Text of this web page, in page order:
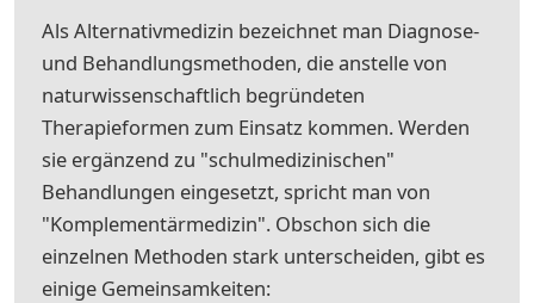
Als Alternativmedizin bezeichnet man Diagnose-
und Behandlungsmethoden, die anstelle von
naturwissenschaftlich begründeten
Therapieformen zum Einsatz kommen. Werden
sie ergänzend zu "schulmedizinischen"
Behandlungen eingesetzt, spricht man von
"Komplementärmedizin". Obschon sich die
einzelnen Methoden stark unterscheiden, gibt es
einige Gemeinsamkeiten: